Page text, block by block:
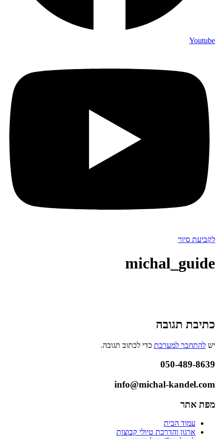
Youtube
לקביעת סיור
michal_guide
כתיבת תגובה
יש להתחבר למערכת כדי לכתוב תגובה.
050-489-8639
info@michal-kandel.com
מפת אתר
עמוד הבית
ארגון והדרכת טיולי קבוצות